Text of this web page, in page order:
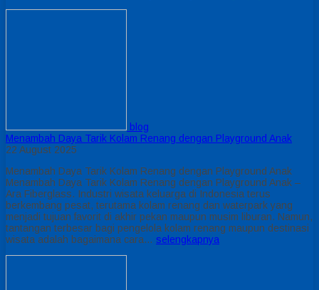
blog
Menambah Daya Tarik Kolam Renang dengan Playground Anak
22 August 2025
Menambah Daya Tarik Kolam Renang dengan Playground Anak
Menambah Daya Tarik Kolam Renang dengan Playground Anak –
Ara Fiberglass. Industri wisata keluarga di Indonesia terus
berkembang pesat, terutama kolam renang dan waterpark yang
menjadi tujuan favorit di akhir pekan maupun musim liburan. Namun,
tantangan terbesar bagi pengelola kolam renang maupun destinasi
wisata adalah bagaimana cara… selengkapnya